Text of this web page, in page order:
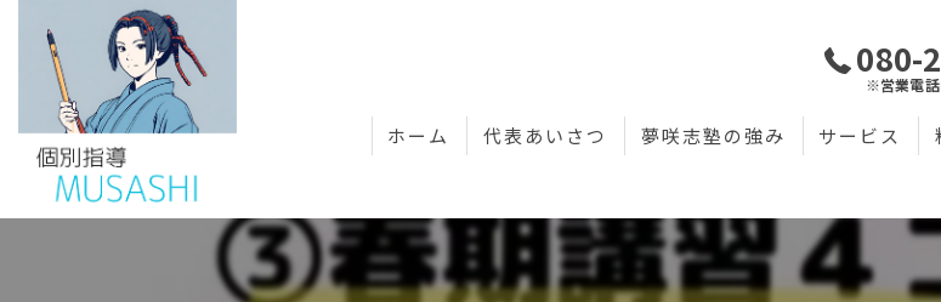
080-
※営業電話
ホーム 代表あいさつ 夢咲志塾の強み サービス